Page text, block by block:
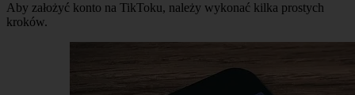
Aby założyć konto na TikToku, należy wykonać kilka prostych
kroków.